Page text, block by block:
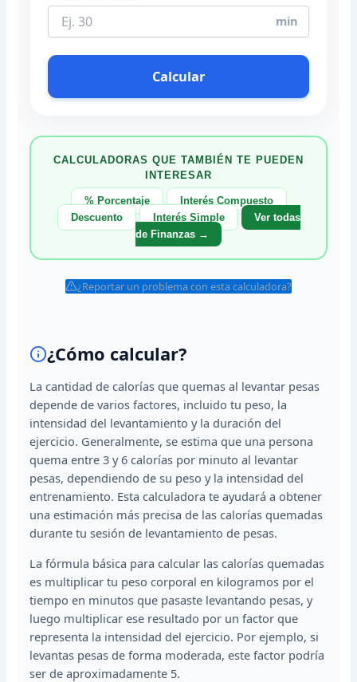
min
Calcular
CALCULADORAS QUE TAMBIÉN TE PUEDEN
INTERESAR
% Porcentaje
Interés Compuesto
Descuento
Interés Simple
Ver todas
de Finanzas →
¿Reportar un problema con esta calculadora?
¿Cómo calcular?
La cantidad de calorías que quemas al levantar pesas
depende de varios factores, incluido tu peso, la
intensidad del levantamiento y la duración del
ejercicio. Generalmente, se estima que una persona
quema entre 3 y 6 calorías por minuto al levantar
pesas, dependiendo de su peso y la intensidad del
entrenamiento. Esta calculadora te ayudará a obtener
una estimación más precisa de las calorías quemadas
durante tu sesión de levantamiento de pesas.
La fórmula básica para calcular las calorías quemadas
es multiplicar tu peso corporal en kilogramos por el
tiempo en minutos que pasaste levantando pesas, y
luego multiplicar ese resultado por un factor que
representa la intensidad del ejercicio. Por ejemplo, si
levantas pesas de forma moderada, este factor podría
ser de aproximadamente 5.